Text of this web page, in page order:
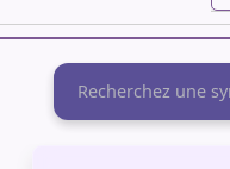
Rechercher